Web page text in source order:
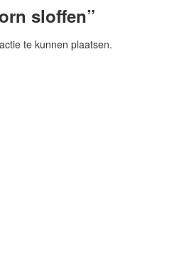
sloffen”
te kunnen plaatsen.